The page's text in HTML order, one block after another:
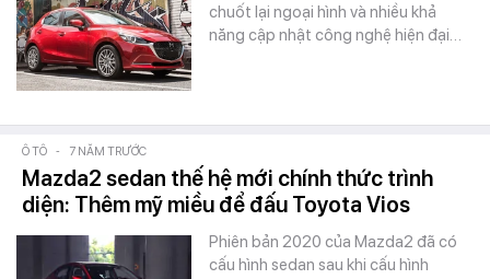
chuốt lại ngoại hình và nhiều khả
năng cập nhật công nghệ hiện đại…
Ô TÔ - 7 NĂM TRƯỚC
Mazda2 sedan thế hệ mới chính thức trình
diện: Thêm mỹ miều để đấu Toyota Vios
Phiên bản 2020 của Mazda2 đã có
cấu hình sedan sau khi cấu hình